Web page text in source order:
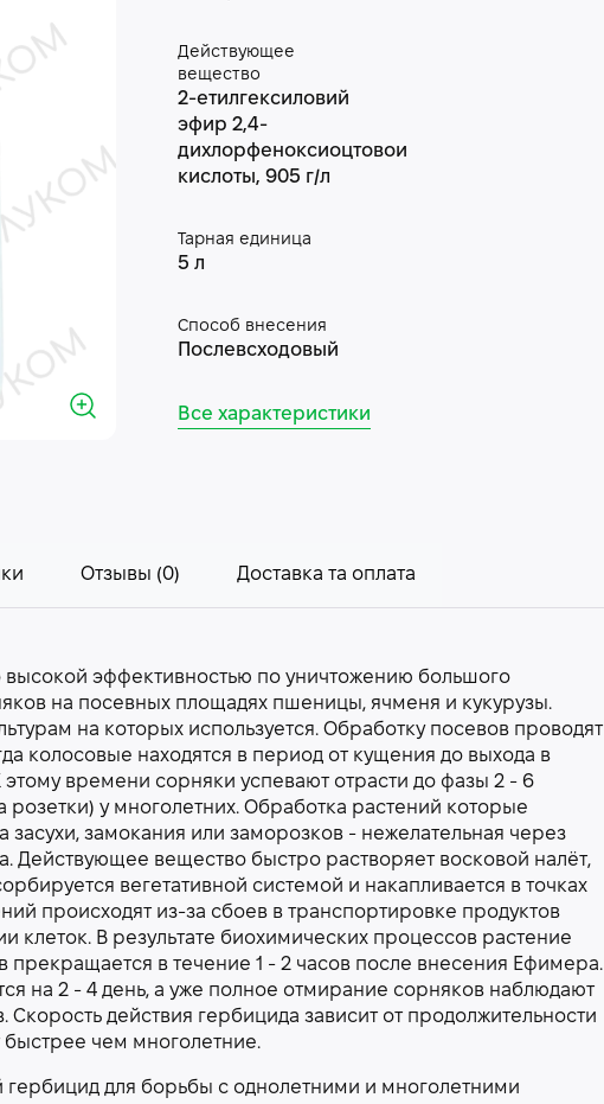
Действующее
вещество
2-етилгексиловий
эфир 2,4-
дихлорфеноксиоцтовои
кислоты, 905 г/л
Тарная единица
5 л
Способ внесения
Послевсходовый
Все характеристики
Отзывы (0) Доставка та оплата
эффективностью по уничтожению большого
на посевных площадях пшеницы, ячменя и кукурузы.
на которых используется. Обработку посевов проводят
колосовые находятся в период от кущения до выхода в
этому времени сорняки успевают отрасти до фазы 2 - 6
розетки) у многолетних. Обработка растений которые
засухи, замокания или заморозков - нежелательная через
Действующее вещество быстро растворяет восковой налёт,
вегетативной системой и накапливается в точках
происходят из-за сбоев в транспортировке продуктов
клеток. В результате биохимических процессов растение
прекращается в течение 1 - 2 часов после внесения Ефимера.
на 2 - 4 день, а уже полное отмирание сорняков наблюдают
Скорость действия гербицида зависит от продолжительности
чем многолетние.
для борьбы с однолетними и многолетними